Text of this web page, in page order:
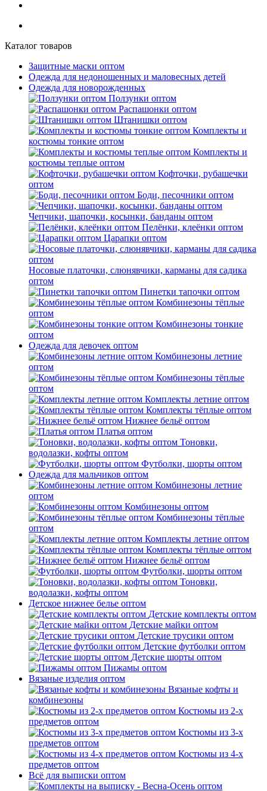
Каталог товаров
Защитные маски оптом
Одежда для недоношенных и маловесных детей
Одежда для новорожденных
Ползунки оптом
Распашонки оптом
Штанишки оптом
Комплекты и
костюмы тонкие оптом
Комплекты и
костюмы теплые оптом
Кофточки, рубашечки
оптом
Боди, песочники оптом
Чепчики, шапочки, косынки, банданы оптом
Пелёнки, клеёнки оптом
Царапки оптом
Носовые платочки, слюнявчики, карманы для садика
оптом
Пинетки тапочки оптом
Комбинезоны тёплые
оптом
Комбинезоны тонкие
оптом
Одежда для девочек оптом
Комбинезоны летние
оптом
Комбинезоны тёплые
оптом
Комплекты летние оптом
Комплекты тёплые оптом
Нижнее бельё оптом
Платья оптом
Тоновки,
водолазки, кофты оптом
Футболки, шорты оптом
Одежда для мальчиков оптом
Комбинезоны летние
оптом
Комбинезоны оптом
Комбинезоны тёплые
оптом
Комплекты летние оптом
Комплекты тёплые оптом
Нижнее бельё оптом
Футболки, шорты оптом
Тоновки,
водолазки, кофты оптом
Детское нижнее белье оптом
Детские комплекты оптом
Детские майки оптом
Детские трусики оптом
Детские футболки оптом
Детские шорты оптом
Пижамы оптом
Вязаные изделия оптом
Вязаные кофты и
комбинезоны
Костюмы из 2-х
предметов оптом
Костюмы из 3-х
предметов оптом
Костюмы из 4-х
предметов оптом
Всё для выписки оптом